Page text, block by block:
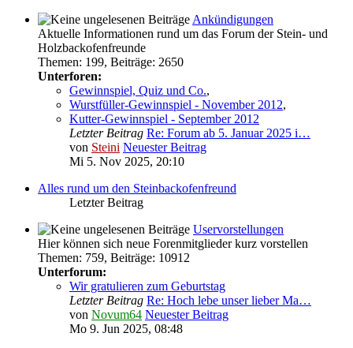
Ankündigungen
Aktuelle Informationen rund um das Forum der Stein- und
Holzbackofenfreunde
Themen: 199, Beiträge: 2650
Unterforen:
Gewinnspiel, Quiz und Co.,
Wurstfüller-Gewinnspiel - November 2012,
Kutter-Gewinnspiel - September 2012
Letzter Beitrag Re: Forum ab 5. Januar 2025 i…
von Steini Neuester Beitrag
Mi 5. Nov 2025, 20:10
Alles rund um den Steinbackofenfreund
Letzter Beitrag
Uservorstellungen
Hier können sich neue Forenmitglieder kurz vorstellen
Themen: 759, Beiträge: 10912
Unterforum:
Wir gratulieren zum Geburtstag
Letzter Beitrag Re: Hoch lebe unser lieber Ma…
von Novum64 Neuester Beitrag
Mo 9. Jun 2025, 08:48